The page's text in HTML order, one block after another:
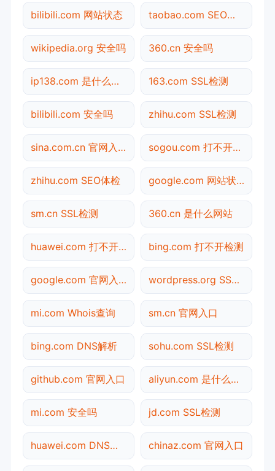
bilibili.com 网站状态 taobao.com SEO体检
wikipedia.org 安全吗 360.cn 安全吗
ip138.com 是什么网站 163.com SSL检测
bilibili.com 安全吗 zhihu.com SSL检测
sina.com.cn 官网入口 sogou.com 打不开检测
zhihu.com SEO体检 google.com 网站状态
sm.cn SSL检测 360.cn 是什么网站
huawei.com 打不开检测 bing.com 打不开检测
google.com 官网入口 wordpress.org SSL检测
mi.com Whois查询 sm.cn 官网入口
bing.com DNS解析 sohu.com SSL检测
github.com 官网入口 aliyun.com 是什么网站
mi.com 安全吗 jd.com SSL检测
huawei.com DNS解析 chinaz.com 官网入口